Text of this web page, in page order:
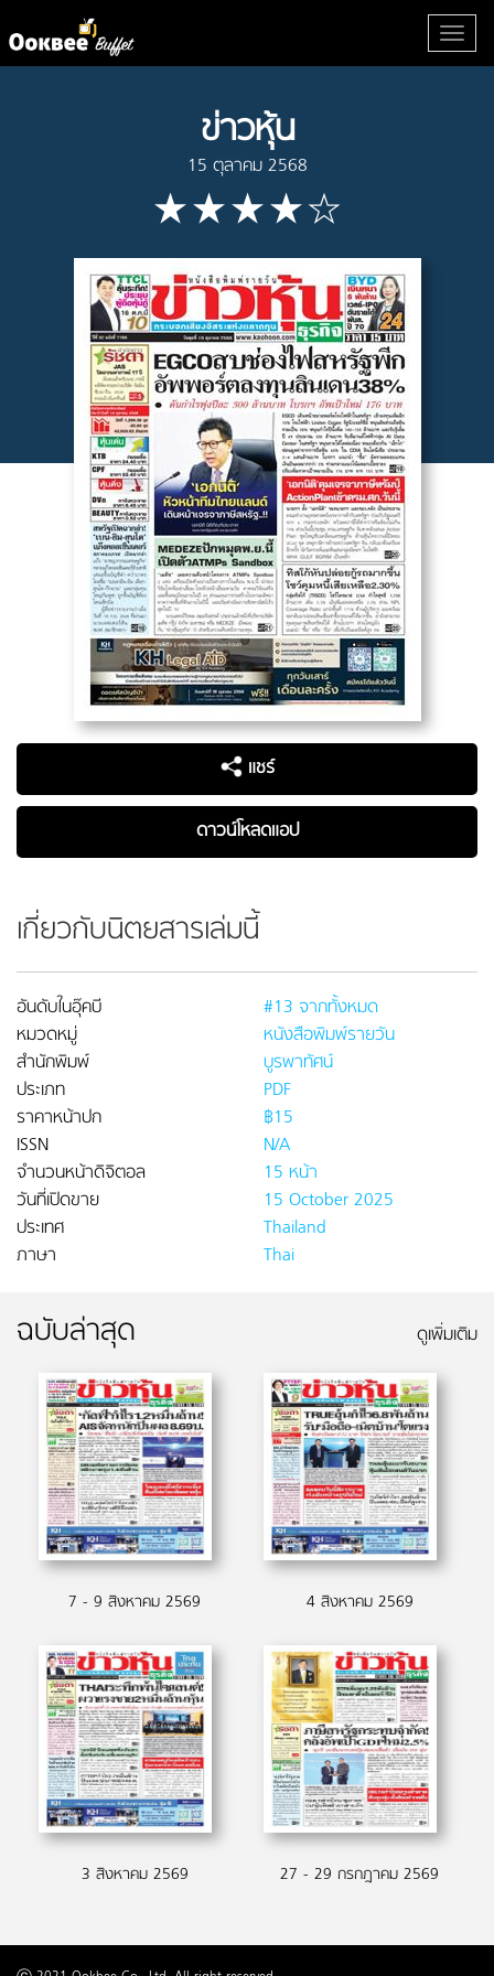
ข่าวหุ้น
15 ตุลาคม 2568
แชร์
ดาวน์โหลดแอป
เกี่ยวกับนิตยสารเล่มนี้
อันดับในอุ๊คบี
#13 จากทั้งหมด
หมวดหมู่
หนังสือพิมพ์รายวัน
สำนักพิมพ์
บูรพาทัศน์
ประเภท
PDF
ราคาหน้าปก
฿15
ISSN
N/A
จำนวนหน้าดิจิตอล
15 หน้า
วันที่เปิดขาย
15 October 2025
ประเทศ
Thailand
ภาษา
Thai
ฉบับล่าสุด ดูเพิ่มเติม
7 - 9 สิงหาคม 2569 4 สิงหาคม 2569
3 สิงหาคม 2569 27 - 29 กรกฎาคม 2569